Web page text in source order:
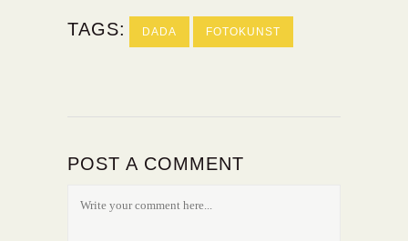
TAGS: DADA FOTOKUNST
POST A COMMENT